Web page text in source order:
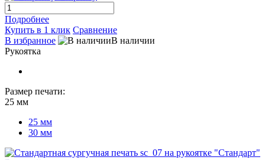
Подробнее
Купить в 1 клик Сравнение
В избранное
В наличии
Рукоятка
Размер печати:
25 мм
25 мм
30 мм